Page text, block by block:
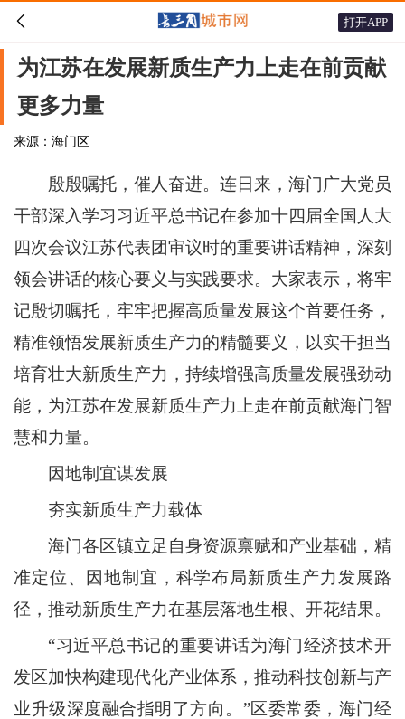
 打开APP
为江苏在发展新质生产力上走在前贡献
更多力量
来源：海门区
殷殷嘱托，催人奋进。连日来，海门广大党员
干部深入学习习近平总书记在参加十四届全国人大
四次会议江苏代表团审议时的重要讲话精神，深刻
领会讲话的核心要义与实践要求。大家表示，将牢
记殷切嘱托，牢牢把握高质量发展这个首要任务，
精准领悟发展新质生产力的精髓要义，以实干担当
培育壮大新质生产力，持续增强高质量发展强劲动
能，为江苏在发展新质生产力上走在前贡献海门智
慧和力量。
因地制宜谋发展
夯实新质生产力载体
海门各区镇立足自身资源禀赋和产业基础，精
准定位、因地制宜，科学布局新质生产力发展路
径，推动新质生产力在基层落地生根、开花结果。
“习近平总书记的重要讲话为海门经济技术开
发区加快构建现代化产业体系，推动科技创新与产
业升级深度融合指明了方向。”区委常委，海门经